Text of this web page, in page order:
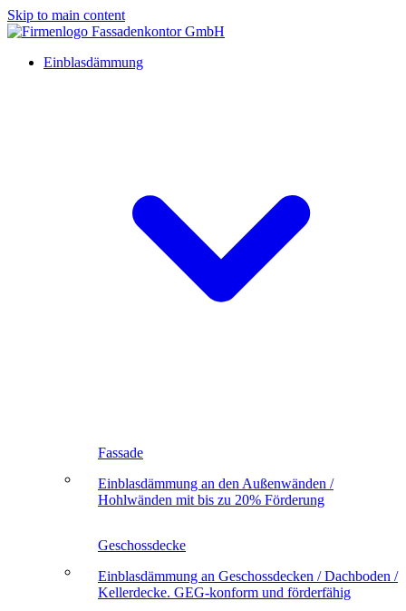
Skip to main content
Einblasdämmung
Fassade
Einblasdämmung an den Außenwänden /
Hohlwänden mit bis zu 20% Förderung
Geschossdecke
Einblasdämmung an Geschossdecken / Dachboden /
Kellerdecke. GEG-konform und förderfähig